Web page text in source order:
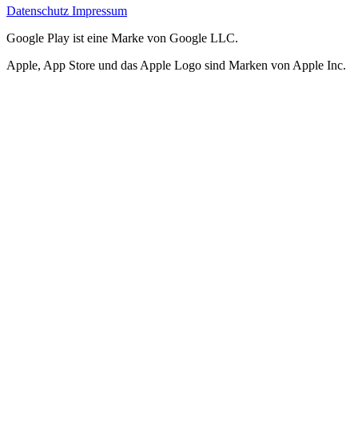
Datenschutz Impressum
Google Play ist eine Marke von Google LLC.
Apple, App Store und das Apple Logo sind Marken von Apple Inc.